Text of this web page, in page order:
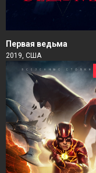
Первая ведьма
2019, США